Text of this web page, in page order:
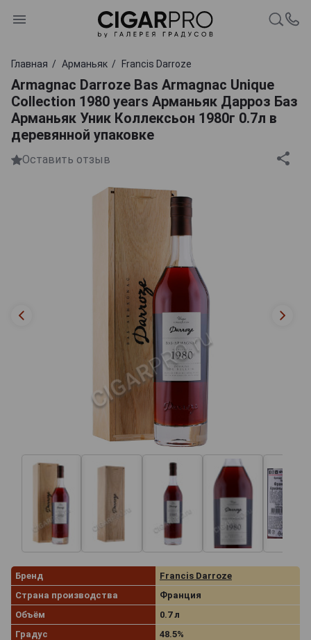
Главная Арманьяк Francis Darroze
Armagnac Darroze Bas Armagnac Unique
Collection 1980 years Арманьяк Дарроз Баз
Арманьяк Уник Коллексьон 1980г 0.7л в
деревянной упаковке
Оставить отзыв
Бренд
Francis Darroze
Страна производства
Франция
Объём
0.7 л
Градус
48.5%